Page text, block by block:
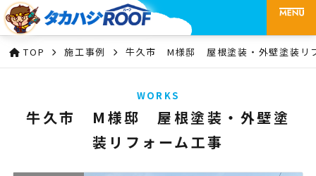
TOP 施工事例 牛久市 M様邸 屋根塗装・外壁塗装リ
WORKS
牛久市 M様邸 屋根塗装・外壁塗
装リフォーム工事